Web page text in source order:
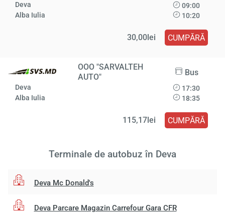
Deva
Alba Iulia
09:00
10:20
30,00lei CUMPĂRĂ
OOO "SARVALTEH
AUTO"
Bus
Deva
Alba Iulia
17:30
18:35
115,17lei CUMPĂRĂ
Terminale de autobuz în Deva
Deva Mc Donald's
Deva Parcare Magazin Carrefour Gara CFR